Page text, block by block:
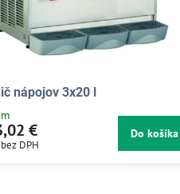
nápojov 3x20 l
€
bez DPH
Do košíka